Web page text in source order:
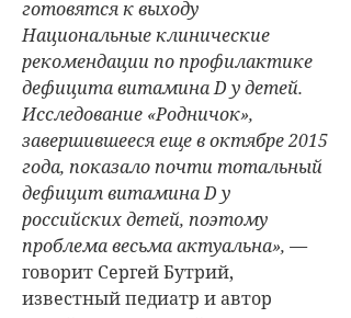
готовятся к выходу
Национальные клинические
рекомендации по профилактике
дефицита витамина D у детей.
Исследование «Родничок»,
завершившееся еще в октябре 2015
года, показало почти тотальный
дефицит витамина D у
российских детей, поэтому
проблема весьма актуальна», —
говорит Сергей Бутрий,
известный педиатр и автор